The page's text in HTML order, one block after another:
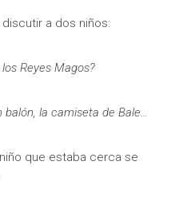
a dos niños:
Reyes Magos?
balón, la camiseta de Bale…
que estaba cerca se